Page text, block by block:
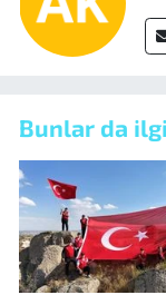
Bunlar da